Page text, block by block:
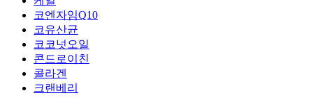
코엔자임Q10
코유산균
코코넛오일
콘드로이친
콜라겐
크랜베리